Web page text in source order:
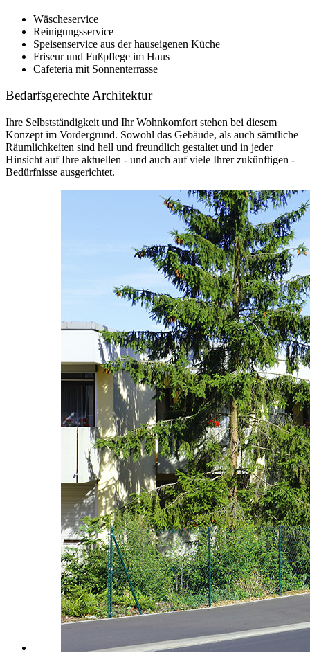
Wäscheservice
Reinigungsservice
Speisenservice aus der hauseigenen Küche
Friseur und Fußpflege im Haus
Cafeteria mit Sonnenterrasse
Bedarfsgerechte Architektur
Ihre Selbstständigkeit und Ihr Wohnkomfort stehen bei diesem
Konzept im Vordergrund. Sowohl das Gebäude, als auch sämtliche
Räumlichkeiten sind hell und freundlich gestaltet und in jeder
Hinsicht auf Ihre aktuellen - und auch auf viele Ihrer zukünftigen -
Bedürfnisse ausgerichtet.